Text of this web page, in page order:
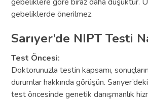
gebeliklerde önerilmez.
Sarıyer’de NIPT Testi
Test Öncesi:
Doktorunuzla testin kapsamı,
durumlar hakkında görüşün.
test öncesinde genetik danışmanlık